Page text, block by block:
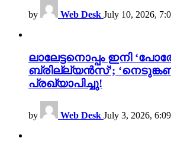
by Web Desk July 10, 2026,
ലാലേട്ടനൊപ്പം ഇനി
ബ്രില്ല്യൻസ്’;
പ്രഖ്യാപിച്ചു!
by Web Desk July 3, 2026,